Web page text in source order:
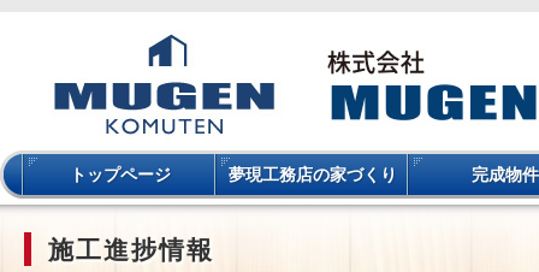
トップページ 夢現工務店の家づくり 完成物件
施工進捗情報